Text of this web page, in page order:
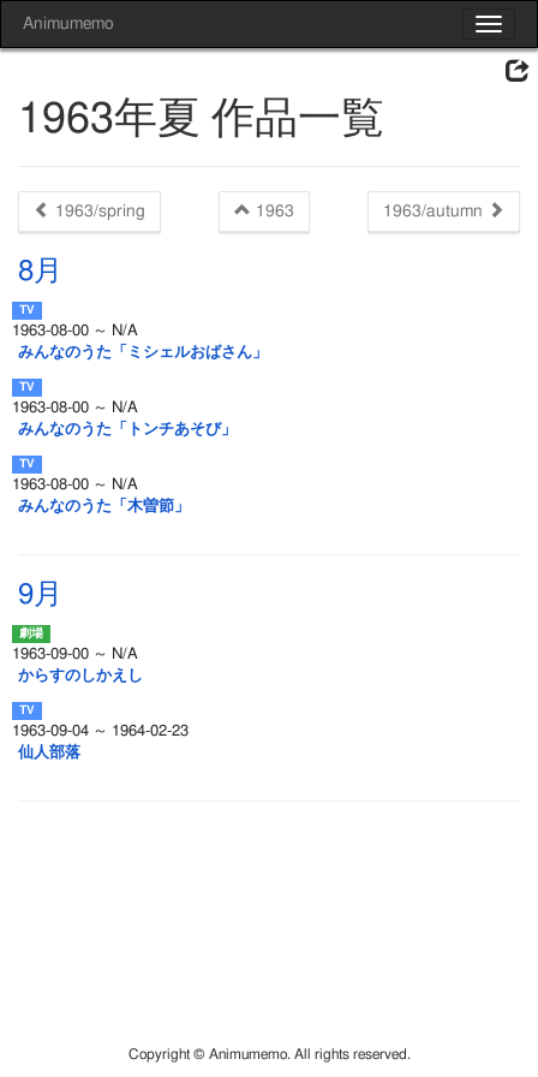
Toggle
Animumemo
1963年夏 作品一覧
1963/spring 1963 1963/autumn
8月
1963-08-00 ～ N/A
みんなのうた「ミシェルおばさん」
1963-08-00 ～ N/A
みんなのうた「トンチあそび」
1963-08-00 ～ N/A
みんなのうた「木曽節」
9月
1963-09-00 ～ N/A
からすのしかえし
1963-09-04 ～ 1964-02-23
仙人部落
Copyright © Animumemo. All rights reserved.